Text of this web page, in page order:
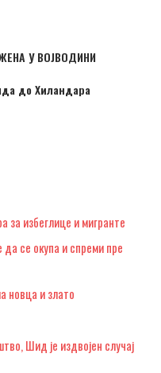
У ВОЈВОДИНИ
до Хиландара
избеглице и мигранте
се окупа и спреми пре
новца и злато
Шид је издвојен случај